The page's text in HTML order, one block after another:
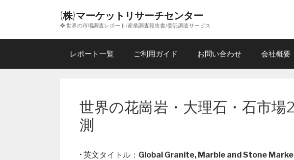
ン
(株)マーケットリサーチセンター
❖ 世界の市場調査レポート/産業調査報告書/委託調査サービス
レポート一覧 ご利用ガイド お問い合わせ 会社概要
世界の花崗岩・大理石・石市
測
• 英文タイトル： Global Granite, Marble and Stone